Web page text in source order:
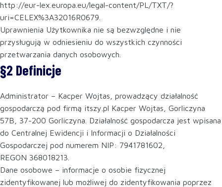
http://eur-lex.europa.eu/legal-content/PL/TXT/?
uri=CELEX%3A32016R0679.
Uprawnienia Użytkownika nie są bezwzględne i nie
przysługują w odniesieniu do wszystkich czynności
przetwarzania danych osobowych.
§2 Definicje
Administrator – Kacper Wojtas, prowadzący działalność
gospodarczą pod firmą itszy.pl Kacper Wojtas, Gorliczyna
57B, 37-200 Gorliczyna. Działalność gospodarcza jest wpisana
do Centralnej Ewidencji i Informacji o Działalności
Gospodarczej pod numerem NIP: 7941781602,
REGON 368018213.
Dane osobowe – informacje o osobie fizycznej
zidentyfikowanej lub możliwej do zidentyfikowania poprzez